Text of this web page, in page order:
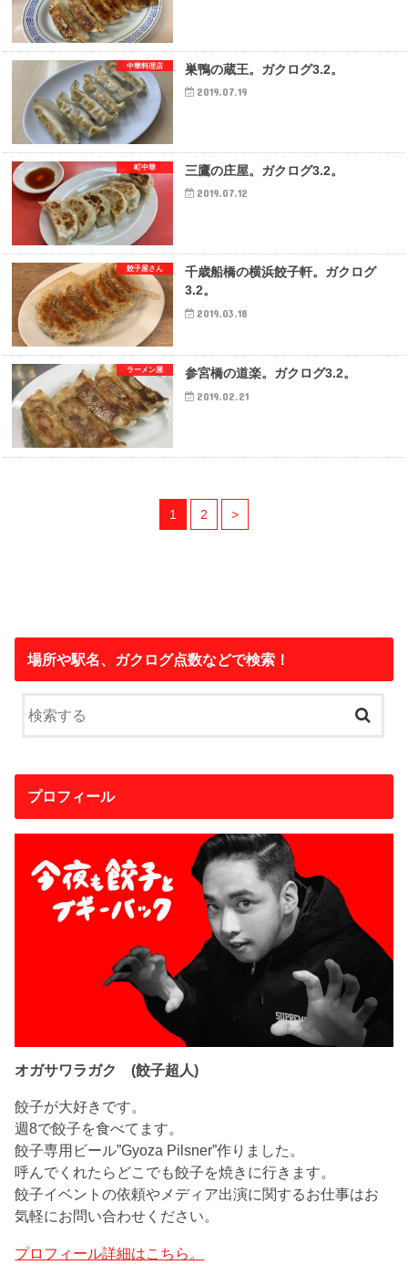
中華料理店 巣鴨の蔵王。ガクログ3.2。
2019.07.19
町中華 三鷹の庄屋。ガクログ3.2。
2019.07.12
餃子屋さん
千歳船橋の横浜餃子軒。ガクログ
3.2。
2019.03.18
ラーメン屋 参宮橋の道楽。ガクログ3.2。
2019.02.21
1 2 >
場所や駅名、ガクログ点数などで検索！
プロフィール
オガサワラガク (餃子超人)
餃子が大好きです。
週8で餃子を食べてます。
餃子専用ビール”Gyoza Pilsner”作りました。
呼んでくれたらどこでも餃子を焼きに行きます。
餃子イベントの依頼やメディア出演に関するお仕事はお
気軽にお問い合わせください。
プロフィール詳細はこちら。